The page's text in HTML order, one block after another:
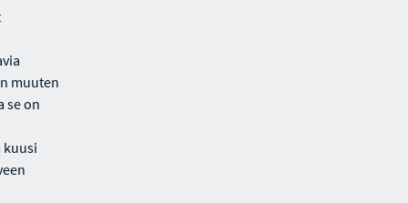
muuten
se on
kuusi